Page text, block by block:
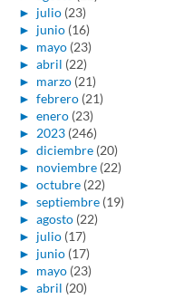
► julio (23)
► junio (16)
► mayo (23)
► abril (22)
► marzo (21)
► febrero (21)
► enero (23)
► 2023 (246)
► diciembre (20)
► noviembre (22)
► octubre (22)
► septiembre (19)
► agosto (22)
► julio (17)
► junio (17)
► mayo (23)
► abril (20)